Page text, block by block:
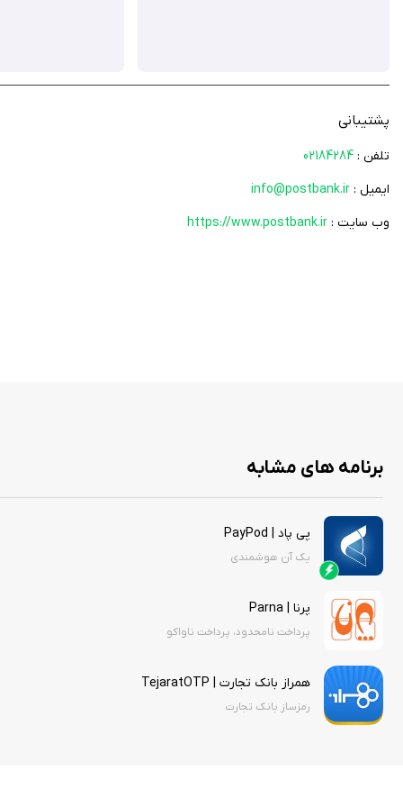
پشتیبانی
تلفن : 02184284
ایمیل : info@postbank.ir
وب سایت : https://www.postbank.ir
برنامه های مشابه
پی پاد | PayPod
یک آن هوشمندی
پرنا | Parna
پرداخت نامحدود، پرداخت ناواکو
همراز بانک تجارت | TejaratOTP
رمزساز بانک تجارت